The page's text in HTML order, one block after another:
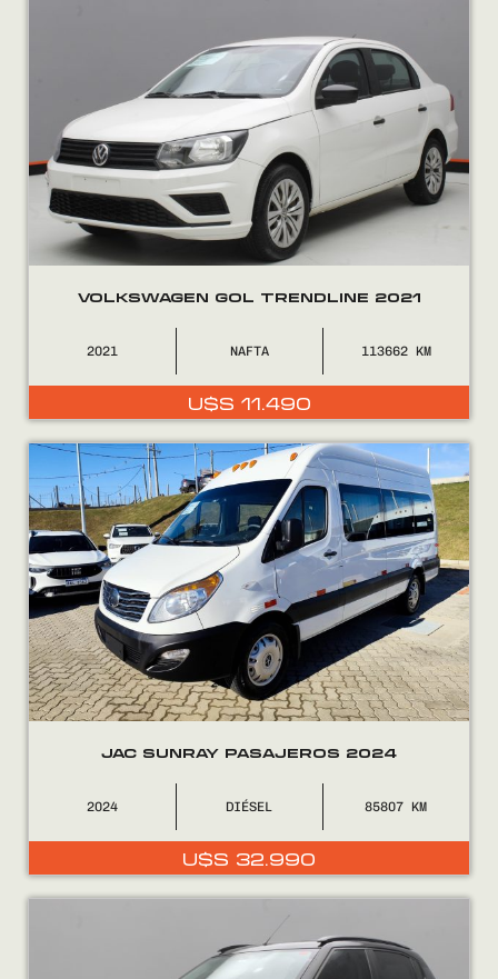
Encontranos en
VOLKSWAGEN GOL TRENDLINE 2021
2021 NAFTA 113662
U$S 11.490
JAC SUNRAY PASAJEROS 2024
2024 DIÉSEL 85807
U$S 32.990